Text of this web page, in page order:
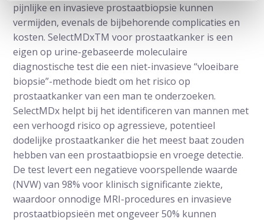
pijnlijke en invasieve prostaatbiopsie kunnen
vermijden, evenals de bijbehorende complicaties en
kosten. SelectMDxTM voor prostaatkanker is een
eigen op urine-gebaseerde moleculaire
diagnostische test die een niet-invasieve “vloeibare
biopsie”-methode biedt om het risico op
prostaatkanker van een man te onderzoeken.
SelectMDx helpt bij het identificeren van mannen met
een verhoogd risico op agressieve, potentieel
dodelijke prostaatkanker die het meest baat zouden
hebben van een prostaatbiopsie en vroege detectie.
De test levert een negatieve voorspellende waarde
(NVW) van 98% voor klinisch significante ziekte,
waardoor onnodige MRI-procedures en invasieve
prostaatbiopsieën met ongeveer 50% kunnen